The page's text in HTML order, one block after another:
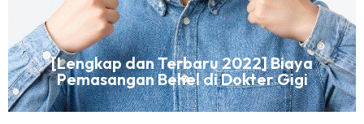
[Lengkap dan Terbaru 2022] Biaya
Pemasangan Behel di Dokter Gigi